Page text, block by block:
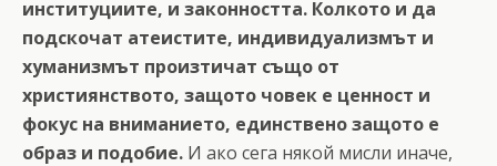
институциите, и законността. Колкото и да
подскочат атеистите, индивидуализмът и
хуманизмът произтичат също от
християнството, защото човек е ценност и
фокус на вниманието, единствено защото е
образ и подобие. И ако сега някой мисли иначе,